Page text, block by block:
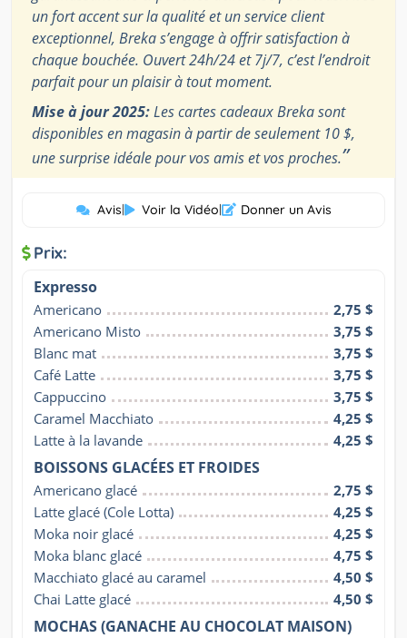
un fort accent sur la qualité et un service client
exceptionnel, Breka s’engage à offrir satisfaction à
chaque bouchée. Ouvert 24h/24 et 7j/7, c’est l’endroit
parfait pour un plaisir à tout moment.
Mise à jour 2025:Les cartes cadeaux Breka sont
disponibles en magasin à partir de seulement 10 $,
une surprise idéale pour vos amis et vos proches.”
Avis| Voir la Vidéo| Donner un Avis
Prix:
Expresso
Americano
2,75 $
Americano Misto
3,75 $
Blanc mat
3,75 $
Café Latte
3,75 $
Cappuccino
3,75 $
Caramel Macchiato
4,25 $
Latte à la lavande
4,25 $
BOISSONS GLACÉES ET FROIDES
Americano glacé
2,75 $
Latte glacé (Cole Lotta)
4,25 $
Moka noir glacé
4,25 $
Moka blanc glacé
4,75 $
Macchiato glacé au caramel
4,50 $
Chai Latte glacé
4,50 $
MOCHAS (GANACHE AU CHOCOLAT MAISON)